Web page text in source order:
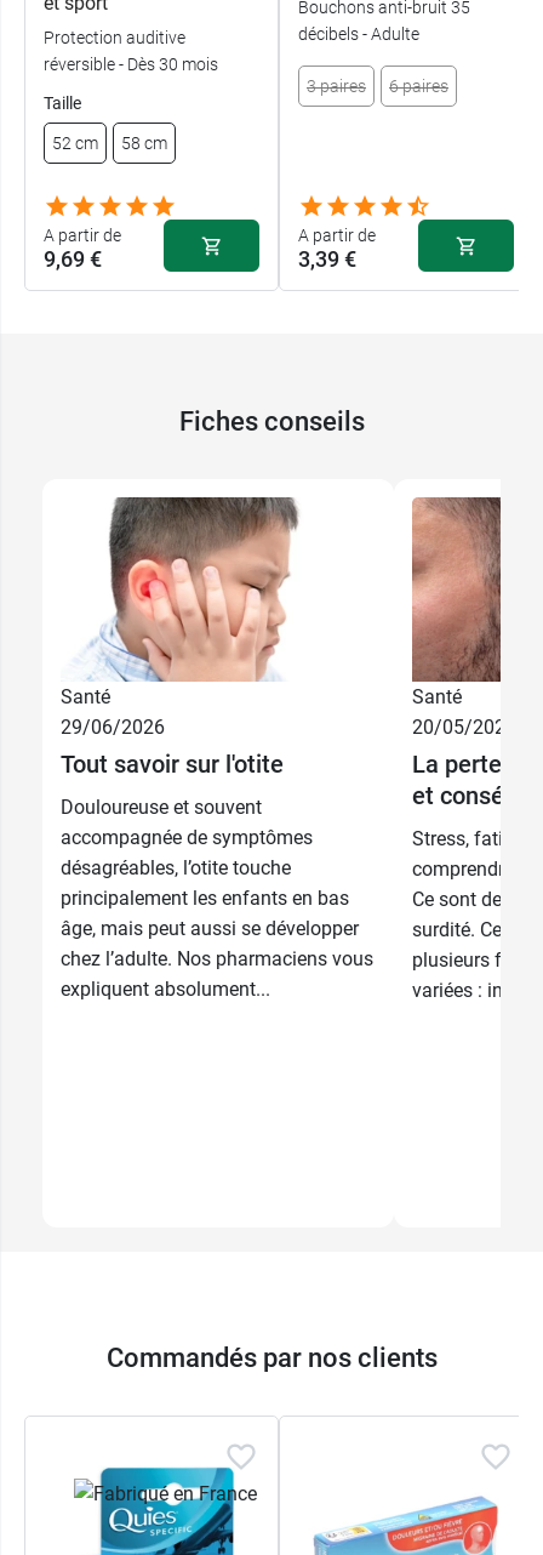
Protection auditive
réversible - Dès 30 mois
Taille
52 cm 58 cm
A partir de
9,69 €
52 cm 9,69 €
58 cm 10,79 €
Bouchons anti-bruit 35
décibels - Adulte
3 paires 6 paires
A partir de
3,39 €
3,39 €
6 paires 5,29 €
Fiches conseils
Santé
29/06/2026
Tout savoir sur l'otite
Douloureuse et souvent
accompagnée de symptômes
désagréables, l’otite touche
principalement les enfants en bas
âge, mais peut aussi se développer
chez l’adulte. Nos pharmaciens vous
expliquent absolument...
Santé
20/05/2026
La perte
et
Stress,
comprendre
Ce sont des
surdité. Celle-
plusieurs
variées :
Commandés par nos clients